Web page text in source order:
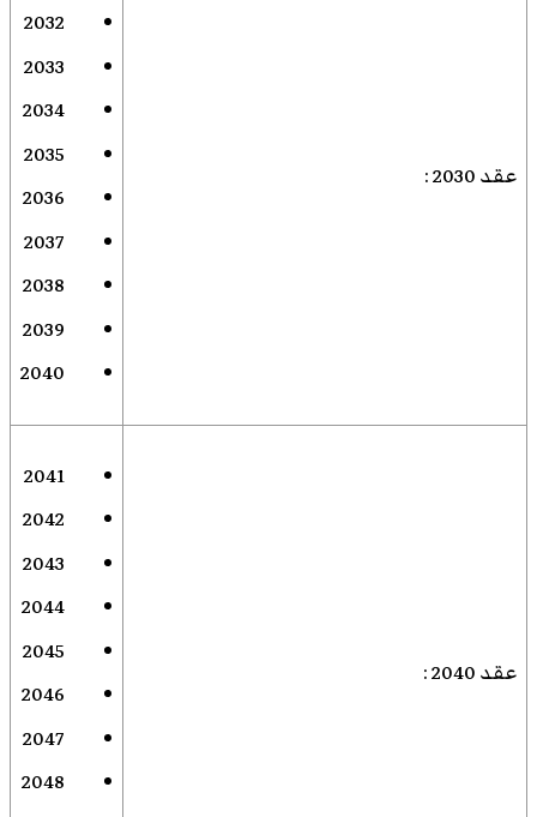
عقد 2030 :
2032
2033
2034
2035
2036
2037
2038
2039
2040
عقد 2040 :
2041
2042
2043
2044
2045
2046
2047
2048